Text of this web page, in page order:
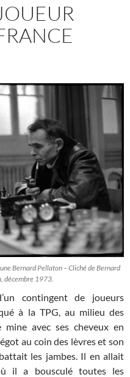
Bernard Pellaton – Cliché de Bernard
décembre 1973.
contingent de joueurs
à la TPG, au milieu des
avec ses cheveux en
au coin des lèvres et son
les jambes. Il en allait
il a bousculé toutes les